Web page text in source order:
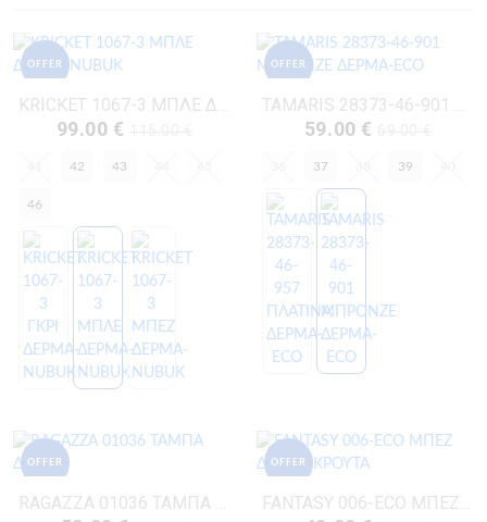
OFFER
KRICKET 1067-3 ΜΠΛΕ ΔΕΡΜΑ-NUBUK
99.00 €
42 43
46
OFFER
TAMARIS 28373-46-901 ΜΠΡΟΝΖΕ ΔΕΡΜΑ-ECO
59.00 €
37 39
OFFER
RAGAZZA 01036 ΤΑΜΠΑ ΔΕΡΜΑ
OFFER
FANTASY 006-ECO ΜΠΕΖ ΔΕΡΜΑ-ΚΡΟΥΤΑ